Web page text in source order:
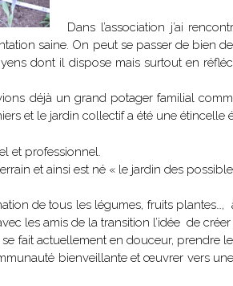
Dans l’association j’ai
saine. On peut se passer de bien
dont il dispose mais surtout en
déjà un grand potager familial
et le jardin collectif a été une étincelle
et professionnel.
et ainsi est né « le jardin des
de tous les légumes, fruits
les amis de la transition l’idée de
fait actuellement en douceur, prendre
bienveillante et œuvrer vers